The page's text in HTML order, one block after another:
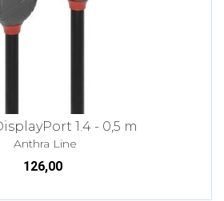
1.4 - 0,5 m
Anthra Line
126,00